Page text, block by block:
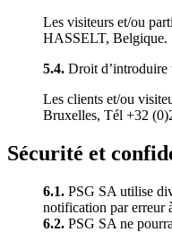
Les visiteurs et/ou
HASSELT, Belgique.
5.4. Droit d’introduire
Les clients et/ou
Bruxelles, Tél +32
Sécurité et
6.1. PSG SA utilise
notification par erreur
6.2. PSG SA ne